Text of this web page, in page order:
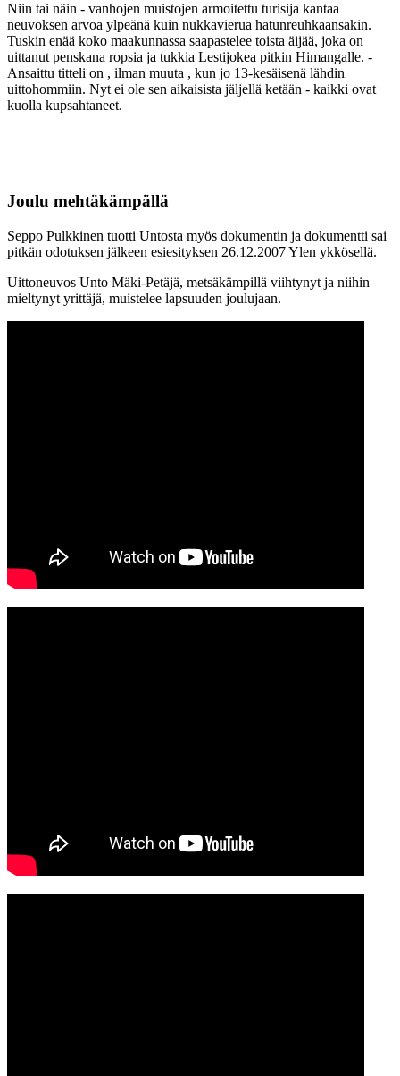
Niin tai näin - vanhojen muistojen armoitettu turisija kantaa
neuvoksen arvoa ylpeänä kuin nukkavierua hatunreuhkaansakin.
Tuskin enää koko maakunnassa saapastelee toista äijää, joka on
uittanut penskana ropsia ja tukkia Lestijokea pitkin Himangalle. -
Ansaittu titteli on , ilman muuta , kun jo 13-kesäisenä lähdin
uittohommiin. Nyt ei ole sen aikaisista jäljellä ketään - kaikki ovat
kuolla kupsahtaneet.
Joulu mehtäkämpällä
Seppo Pulkkinen tuotti Untosta myös dokumentin ja dokumentti sai
pitkän odotuksen jälkeen esiesityksen 26.12.2007 Ylen ykkösellä.
Uittoneuvos Unto Mäki-Petäjä, metsäkämpillä viihtynyt ja niihin
mieltynyt yrittäjä, muistelee lapsuuden joulujaan.